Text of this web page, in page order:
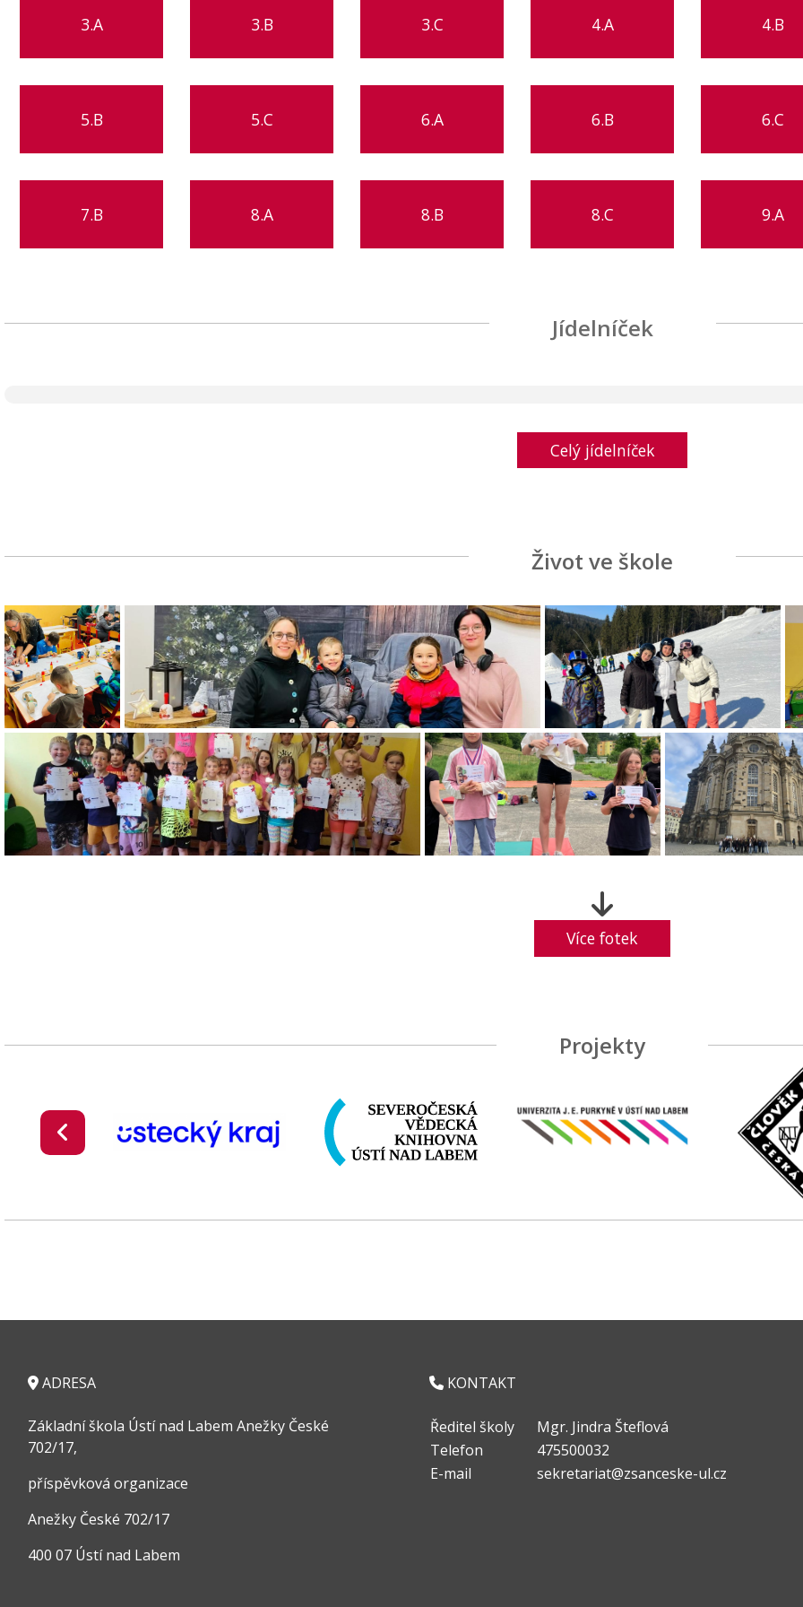
3.A 3.B 3.C 4.A 4.B
5.B 5.C 6.A 6.B 6.C
7.B 8.A 8.B 8.C 9.A
Jídelníček
Celý jídelníček
Život ve škole
Více fotek
Projekty
ADRESA
Základní škola Ústí nad Labem Anežky České
702/17,
příspěvková organizace
Anežky České 702/17
400 07 Ústí nad Labem
KONTAKT
Ředitel školy
Mgr. Jindra Šteflová
Telefon
475500032
E-mail
sekretariat@zsanceske-ul.cz